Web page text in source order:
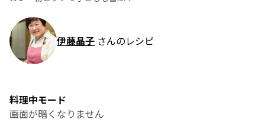
伊藤晶子 さんのレシピ
料理中モード
画面が暗くなりません